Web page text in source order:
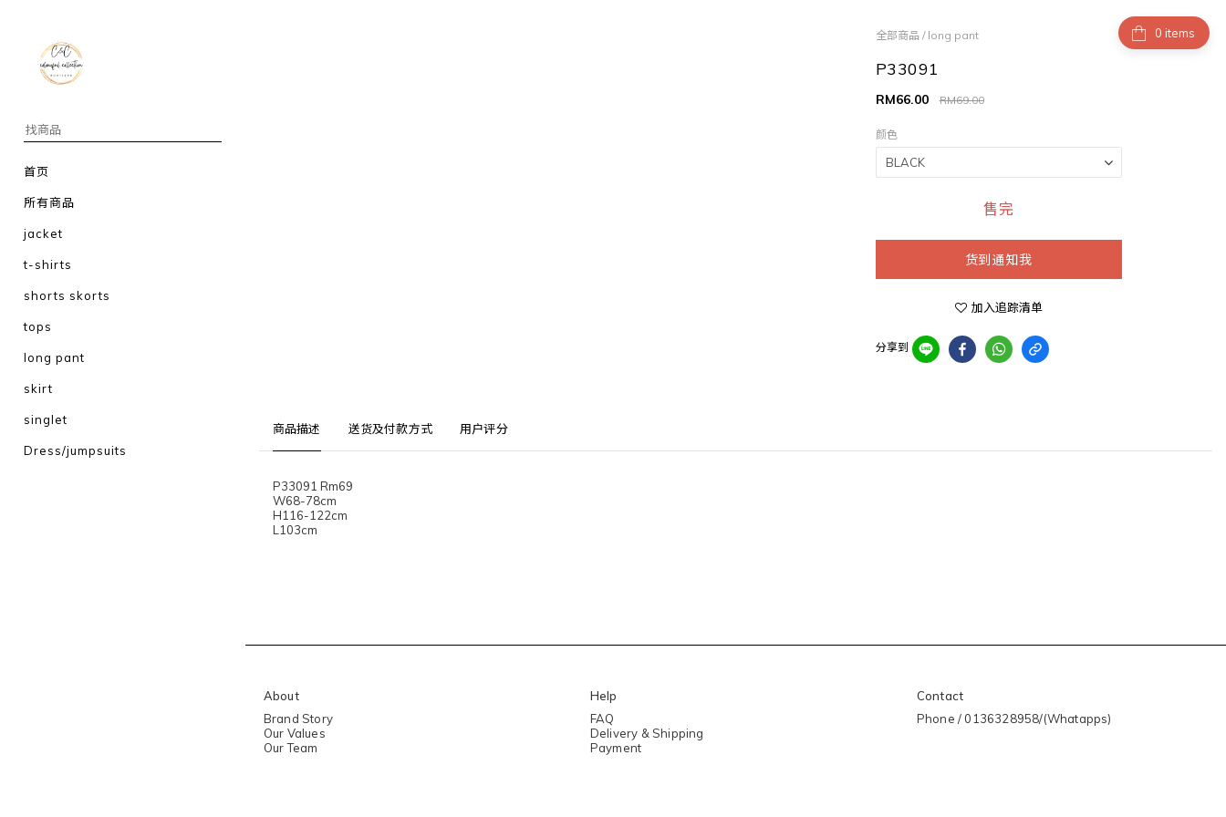
首页
所有商品
jacket
t-shirts
shorts skorts
tops
long pant
skirt
singlet
Dress/jumpsuits
items
全部商品 / long pant
P33091
RM69.00
RM66.00
颜色
售完
货到通知我
加入追踪清单
分享到
商品描述 送货及付款方式 用户评分
P33091 Rm69
W68-78cm
H116-122cm
L103cm
About
Brand Story
Our Values
Our Team
Help
FAQ
Delivery & Shipping
Payment
Contact
Phone / 0136328958/(Whatapps)